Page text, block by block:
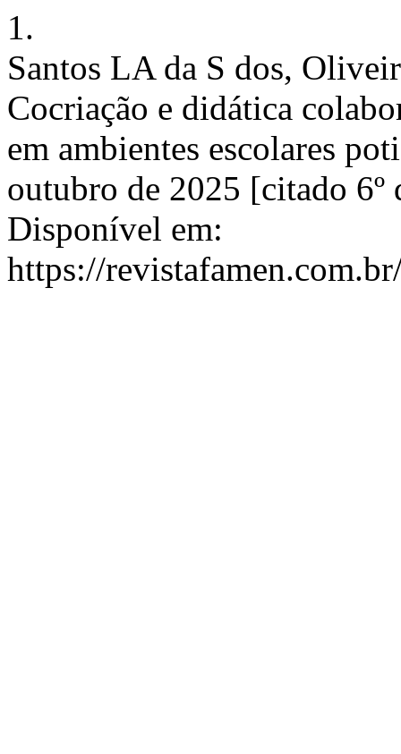
1.
Santos LA da S dos,
Cocriação e didática
em ambientes escolares
outubro de 2025 [citado
Disponível em:
https://